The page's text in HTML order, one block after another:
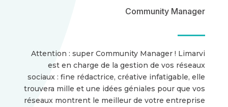
Community Manager
Attention : super Community Manager ! Limarvi
est en charge de la gestion de vos réseaux
sociaux : fine rédactrice, créative infatigable, elle
trouvera mille et une idées géniales pour que vos
réseaux montrent le meilleur de votre entreprise